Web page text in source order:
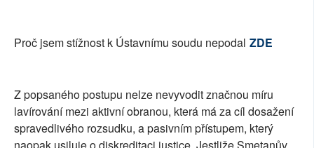
Proč jsem stížnost k Ústavnímu soudu nepodal ZDE
Z popsaného postupu nelze nevyvodit značnou míru
lavírování mezi aktivní obranou, která má za cíl dosažení
spravedlivého rozsudku, a pasivním přístupem, který